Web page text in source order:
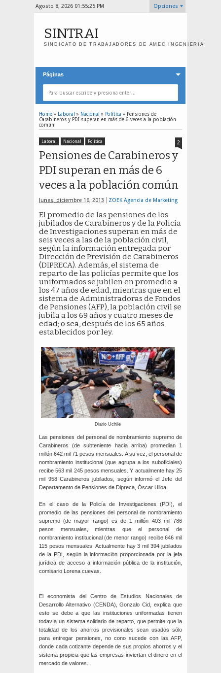
Agosto 8, 2026 01:55:25 PM Opciones
SINTRAI
SINDICATO DE TRABAJADORES DE AMEC INGENIERIA
Páginas
Home » Laboral » Nacional » Política » Pensiones de
Carabineros y PDI superan en más de 6 veces a la población
común
Laboral Nacional Política
Pensiones de Carabineros y
PDI superan en más de 6
veces a la población común
lunes, diciembre 16, 2013 ZOEK Agencia de Marketing
2
El promedio de las pensiones de los
jubilados de Carabineros y de la Policía
de Investigaciones superan en más de
seis veces a las de la población civil,
según la información entregada por
Dirección de Previsión de Carabineros
(DIPRECA). Además, el sistema de
reparto de las policías permite que los
uniformados se jubilen en promedio a
los 47 años de edad, mientras que en el
sistema de Administradoras de Fondos
de Pensiones (AFP), la población civil se
jubila a los 69 años y cuatro meses de
edad; o sea, después de los 65 años
establecidos por ley.
Diario Uchile
Las pensiones del personal de nombramiento supremo de
Carabineros (de subteniente hacia arriba) promedian 1
millón 642 mil 71 pesos mensuales. A su vez, el personal de
nombramiento institucional (que agrupa a los suboficiales)
recibe 563 mil 245 pesos mensuales. Y actualmente hay 25
mil 958 Carabineros jubilados, según informó el Jefe del
Departamento de Pensiones de Dipreca, Óscar Ulloa.
En el caso de la Policía de Investigaciones (PDI), el
promedio de las pensiones del personal de nombramiento
supremo (de mayor rango) es de 1 millón 403 mil 786
pesos mensuales, mientras que el personal de
nombramiento institucional (de menor rango) recibe 646 mil
115 pesos mensuales. Actualmente hay 3 mil 394 jubilados
de la PDI, según la información proporcionada por la jefa
jurídica de acceso a información pública de la institución,
comisario Lorena cuevas.
El economista del Centro de Estudios Nacionales de
Desarrollo Alternativo (CENDA), Gonzalo Cid, explica que
esto se debe a que las instituciones uniformadas tienen
todavía un sistema solidario de reparto, que permite que la
totalidad de los ahorros previsionales sean usados sólo
para entregar pensiones, no cono sucede con las AFP,
donde cada cotizante depende de sus propios ahorros y el
sistema propicia que las empresas inviertan el dinero en el
mercado de valores.